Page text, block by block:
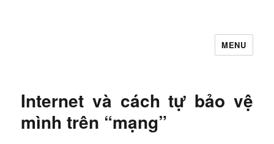
MENU
Internet và cách tự bảo vệ
mình trên “mạng”